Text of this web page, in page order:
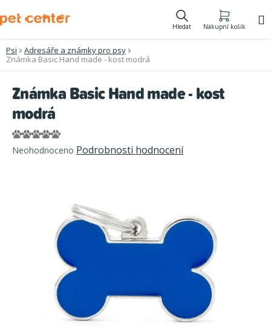
na
Hledat Nákupní košík
Psi
Adresáře a známky pro psy
Známka Basic Hand made - kost modrá
Známka Basic Hand made - kost
modrá
Průměrné
hodnocení
hvězdiček.
Neohodnoceno Podrobnosti hodnocení